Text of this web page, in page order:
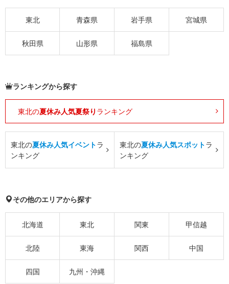
東北 青森県 岩手県 宮城県
秋田県 山形県 福島県
ランキングから探す
東北の夏休み人気夏祭り ランキング
東北の夏休み人気イベントラ
ンキング
東北の夏休み人気スポットラ
ンキング
その他のエリアから探す
北海道 東北 関東 甲信越
北陸 東海 関西 中国
四国 九州・沖縄